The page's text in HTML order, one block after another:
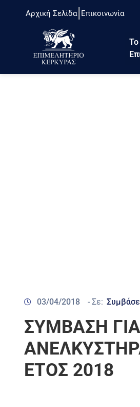
Αρχική Σελίδα Επικοινωνία
Το
03/04/2018 - Σε:
ΣΥΜΒΑΣΗ
ΕΤΟΣ 2018